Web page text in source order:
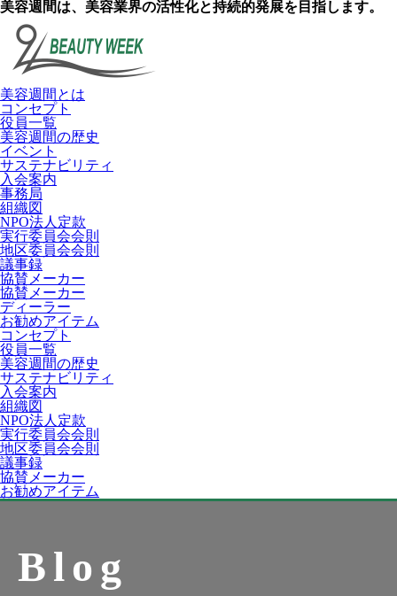
美容週間は、美容業界の活性化と持続的発展を目指します。
美容週間とは
コンセプト
役員一覧
美容週間の歴史
イベント
サステナビリティ
入会案内
事務局
組織図
NPO法人定款
実行委員会会則
地区委員会会則
議事録
協賛メーカー
協賛メーカー
ディーラー
お勧めアイテム
コンセプト
役員一覧
美容週間の歴史
サステナビリティ
入会案内
組織図
NPO法人定款
実行委員会会則
地区委員会会則
議事録
協賛メーカー
お勧めアイテム
Blog